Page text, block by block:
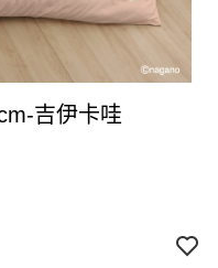
吉伊卡哇